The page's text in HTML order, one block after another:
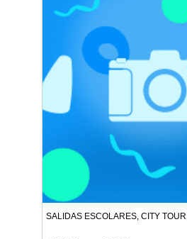
SALIDAS ESCOLARES, CITY